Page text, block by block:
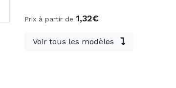
Prix à partir de 1,32€
Voir tous les modèles